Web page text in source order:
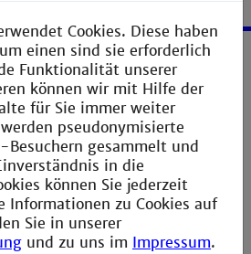
Cookies. Diese haben
einen sind sie erforderlich
Funktionalität unserer
können wir mit Hilfe der
für Sie immer weiter
pseudonymisierte
Besuchern gesammelt und
in die
können Sie jederzeit
Informationen zu Cookies auf
Sie in unserer
und zu uns im Impressum.